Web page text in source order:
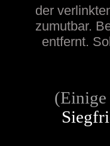
der
zumutbar.
entfernt.
(Einige